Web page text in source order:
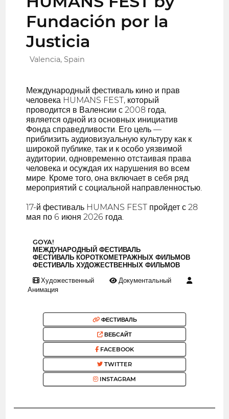
Fundación por la
Justicia
Valencia, Spain
Международный фестиваль кино и прав
человека HUMANS FEST, который
проводится в Валенсии с 2008 года,
является одной из основных инициатив
Фонда справедливости. Его цель —
приблизить аудиовизуальную культуру как к
широкой публике, так и к особо уязвимой
аудитории, одновременно отстаивая права
человека и осуждая их нарушения во всем
мире. Кроме того, она включает в себя ряд
мероприятий с социальной направленностью.
17-й фестиваль HUMANS FEST пройдет с 28
мая по 6 июня 2026 года.
GOYA!
МЕЖДУНАРОДНЫЙ ФЕСТИВАЛЬ
ФЕСТИВАЛЬ КОРОТКОМЕТРАЖНЫХ ФИЛЬМОВ
ФЕСТИВАЛЬ ХУДОЖЕСТВЕННЫХ ФИЛЬМОВ
Художественный
Документальный
Анимация
ФЕСТИВАЛЬ
ВЕБСАЙТ
FACEBOOK
TWITTER
INSTAGRAM